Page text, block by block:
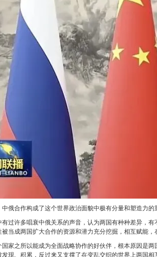
俄合作构成了这个世界政治面貌中极有分量和塑造力的
有过许多唱衰中俄关系的声音，认为两国有种种差异，
当成两国扩大合作的资源和潜力充分挖掘，相互赋能
家之所以能成为全面战略协作的好伙伴，根本原因是
发现、积累，反过来又支撑了在变乱交织的世界上两国